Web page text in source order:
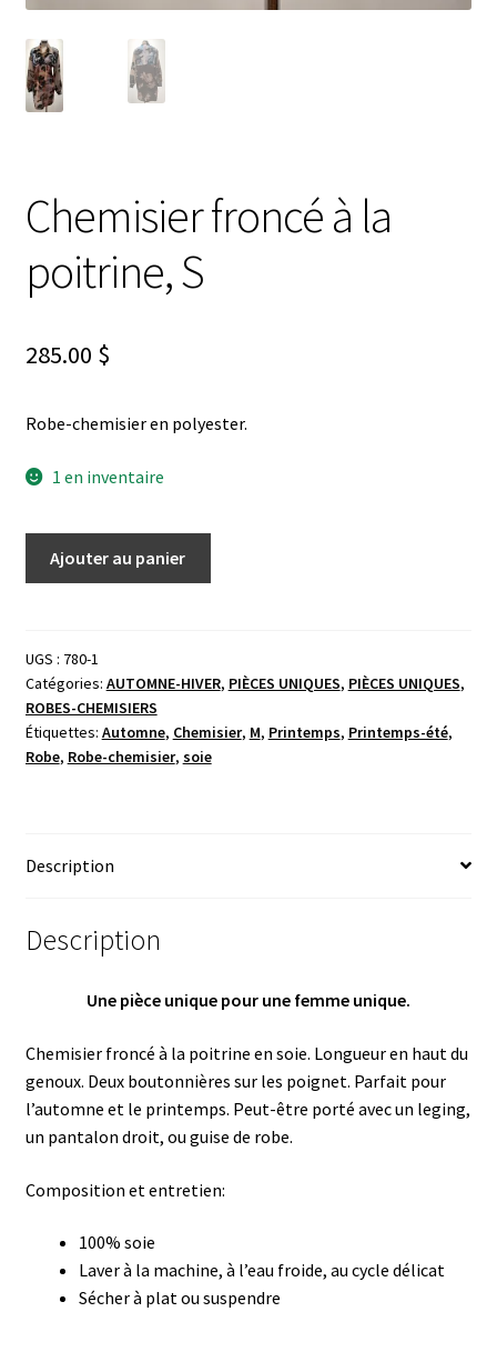
Chemisier froncé à la
poitrine, S
285.00 $
Robe-chemisier en polyester.
1 en inventaire
Ajouter au panier
UGS : 780-1
Catégories: AUTOMNE-HIVER, PIÈCES UNIQUES, PIÈCES UNIQUES,
ROBES-CHEMISIERS
Étiquettes: Automne, Chemisier, M, Printemps, Printemps-été,
Robe, Robe-chemisier, soie
Description
Description
Une pièce unique pour une femme unique.
Chemisier froncé à la poitrine en soie. Longueur en haut du
genoux. Deux boutonnières sur les poignet. Parfait pour
l’automne et le printemps. Peut-être porté avec un leging,
un pantalon droit, ou guise de robe.
Composition et entretien:
100% soie
Laver à la machine, à l’eau froide, au cycle délicat
Sécher à plat ou suspendre